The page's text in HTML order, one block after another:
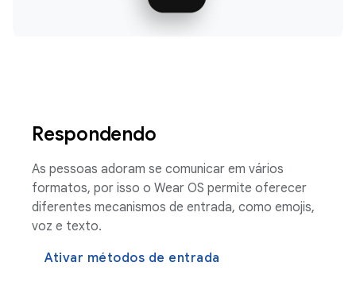
Respondendo
As pessoas adoram se comunicar em vários
formatos, por isso o Wear OS permite oferecer
diferentes mecanismos de entrada, como emojis,
voz e texto.
Ativar métodos de entrada